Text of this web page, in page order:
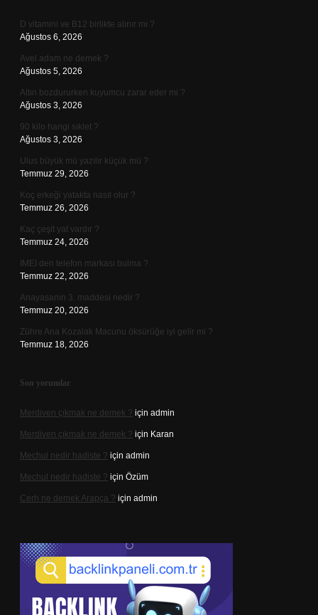
D vitamini ve B12 birlikte alınır mı ?
Ağustos 6, 2026
Avel adam ne demek ?
Ağustos 5, 2026
Altın bozdururken kuyumcu zarar eder mi ?
Ağustos 3, 2026
90 kilo hangi sıklet ?
Ağustos 3, 2026
Ulus büyük mü yazılır küçük mü ?
Temmuz 29, 2026
Koç erkeği yatakta nasıl olur ?
Temmuz 26, 2026
Kaç çeşit yat vardır ?
Temmuz 24, 2026
IMEI den telefon markası bulma ?
Temmuz 22, 2026
Anayasanın 3. maddesi nedir ?
Temmuz 20, 2026
Zühre Ana Kozalak Macunu öksürüğe iyi gelir mi ?
Temmuz 18, 2026
Son yorumlar
Merdiven çıkmak ne demek ? için admin
Merdiven çıkmak ne demek ? için Karan
Mechul nedir hadiste ? için admin
Mechul nedir hadiste ? için Özüm
Cerh ne demek Arapça ? için admin